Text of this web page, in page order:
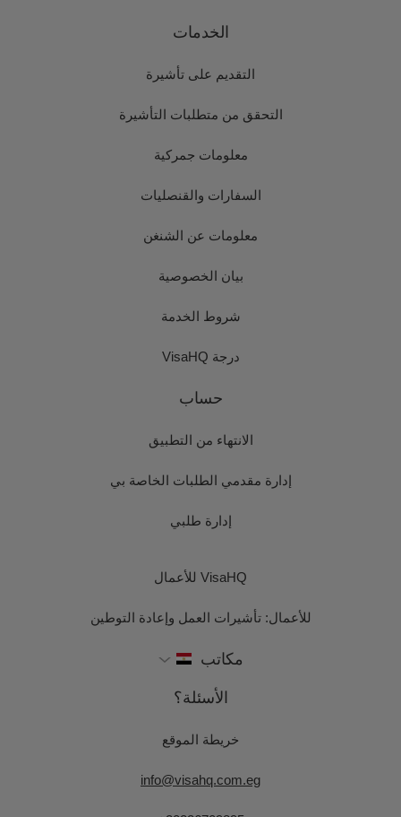
الخدمات
التقديم على تأشيرة
التحقق من متطلبات التأشيرة
معلومات جمركية
السفارات والقنصليات
معلومات عن الشنغن
بيان الخصوصية
شروط الخدمة
درجة VisaHQ
حساب
الانتهاء من التطبيق
إدارة مقدمي الطلبات الخاصة بي
إدارة طلبي
VisaHQ للأعمال
للأعمال: تأشيرات العمل وإعادة التوطين
مكاتب
الأسئلة؟
خريطة الموقع
info@visahq.com.eg